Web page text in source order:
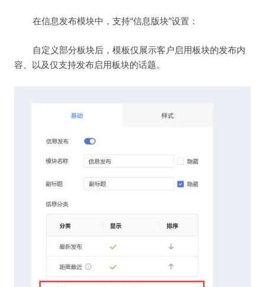
在信息发布模块中，支持“信息版块”设置：
自定义部分板块后，模板仅展示客户启用板块的发布内
容、以及仅支持发布启用板块的话题。